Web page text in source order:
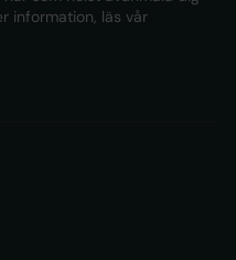
information, läs vår